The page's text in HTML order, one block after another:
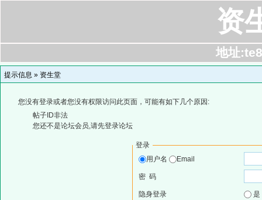
资
地址
提示信息 » 资生堂
您没有登录或者您没有权限访问此页面，可能有如下几个原因:
帖子ID非法
您还不是论坛会员,请先登录论坛
登录
用户名
Email
密 码
隐身登录